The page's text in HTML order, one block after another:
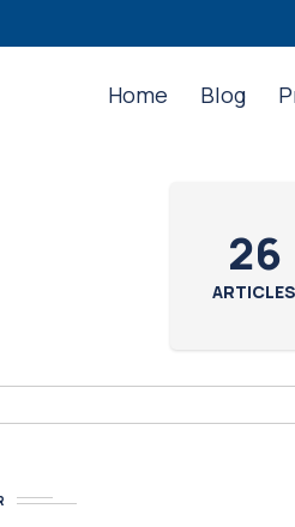
Home Blog
26
ARTICLES